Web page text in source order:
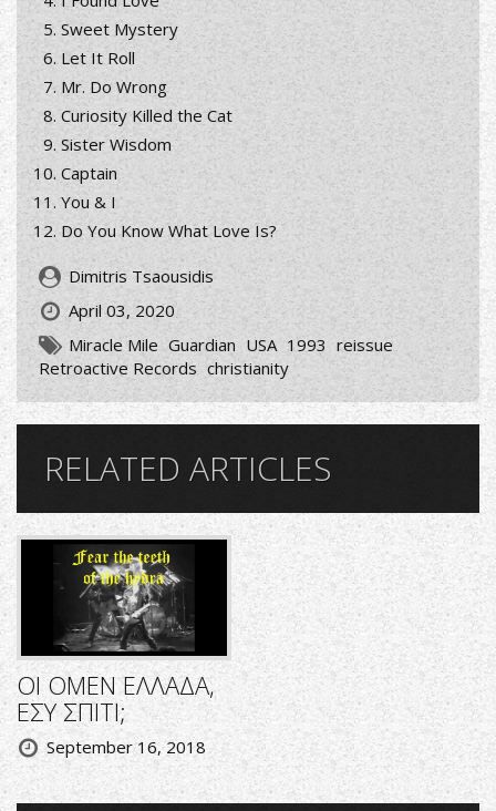
Sweet Mystery
Let It Roll
Mr. Do Wrong
Curiosity Killed the Cat
Sister Wisdom
Captain
You & I
Do You Know What Love Is?
Dimitris Tsaousidis
April 03, 2020
Miracle Mile Guardian USA 1993 reissue
Retroactive Records christianity
RELATED ARTICLES
ΟΙ OMEN ΕΛΛΑΔΑ,
ΕΣΥ ΣΠΙΤΙ;
September 16, 2018